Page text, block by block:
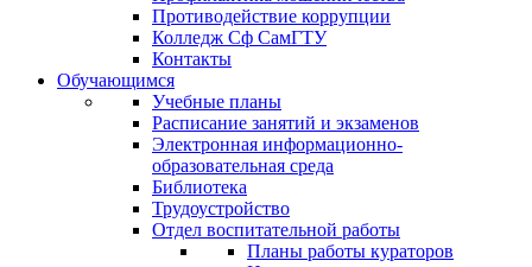
Противодействие коррупции
Колледж Сф СамГТУ
Контакты
Обучающимся
Учебные планы
Расписание занятий и экзаменов
Электронная информационно-
образовательная среда
Библиотека
Трудоустройство
Отдел воспитательной работы
Планы работы кураторов